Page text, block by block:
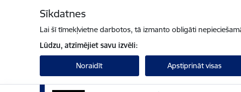
Sīkdatnes
Lai šī tīmekļvietne darbotos, tā izmanto obligāti
Lūdzu, atzīmējiet savu izvēli:
Noraidīt Apstiprināt visas